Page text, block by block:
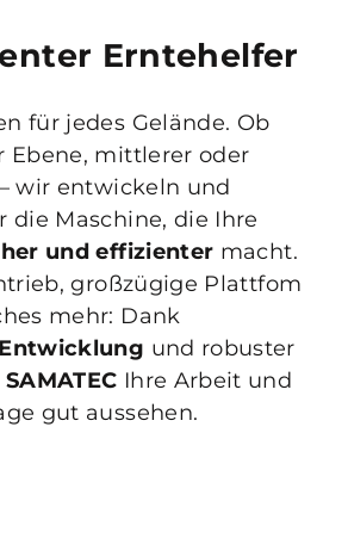
Erntehelfer
für jedes Gelände. Ob
Ebene, mittlerer oder
wir entwickeln und
die Maschine, die Ihre
und effizienter macht.
großzügige Plattfom
mehr: Dank
und robuster
SAMATEC Ihre Arbeit und
gut aussehen.